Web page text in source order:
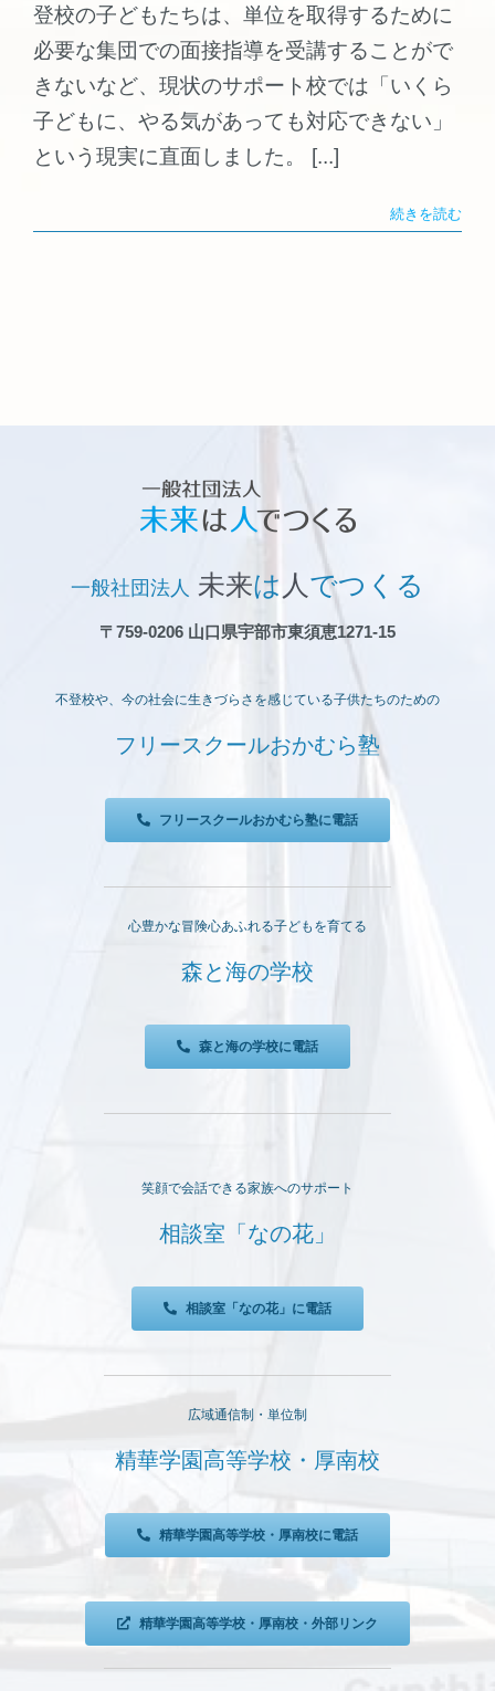
登校の子どもたちは、単位を取得するために
必要な集団での面接指導を受講することがで
きないなど、現状のサポート校では「いくら
子どもに、やる気があっても対応できない」
という現実に直面しました。 [...]
続きを読む
一般社団法人 未来は 人 でつくる
〒759-0206 山口県宇部市東須恵1271-15
不登校や、今の社会に生きづらさを感じている子供たちのための
フリースクールおかむら塾
フリースクールおかむら塾に電話
心豊かな冒険心あふれる子どもを育てる
森と海の学校
森と海の学校に電話
笑顔で会話できる家族へのサポート
相談室「なの花」
相談室「なの花」に電話
広域通信制・単位制
精華学園高等学校・厚南校
精華学園高等学校・厚南校に電話
精華学園高等学校・厚南校・外部リンク